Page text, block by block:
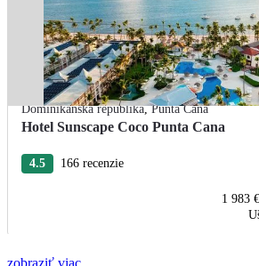
Dominikánska republika,Punta Cana
Hotel Sunscape Coco Punta Cana
4.5 166 recenzie
1 983 €
zobraziť viac